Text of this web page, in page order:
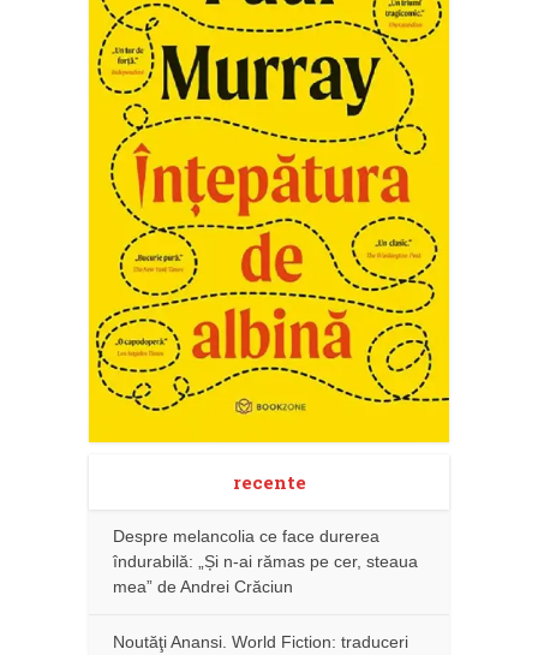
recente
Despre melancolia ce face durerea
îndurabilă: „Și n-ai rămas pe cer, steaua
mea” de Andrei Crăciun
Noutăţi Anansi. World Fiction: traduceri